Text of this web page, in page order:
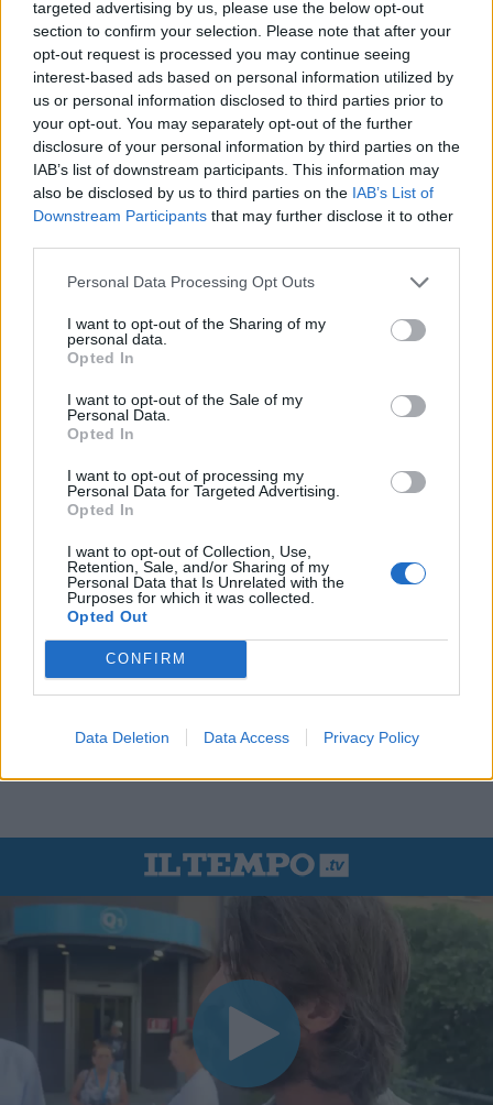
targeted advertising by us, please use the below opt-out
section to confirm your selection. Please note that after your
opt-out request is processed you may continue seeing
interest-based ads based on personal information utilized by
us or personal information disclosed to third parties prior to
your opt-out. You may separately opt-out of the further
disclosure of your personal information by third parties on the
IAB’s list of downstream participants. This information may
also be disclosed by us to third parties on the IAB’s List of
Downstream Participants that may further disclose it to other
Personal Data Processing Opt Outs
I want to opt-out of the Sharing of my
personal data.
Opted In
I want to opt-out of the Sale of my
Personal Data.
Opted In
I want to opt-out of processing my
Personal Data for Targeted Advertising.
Opted In
I want to opt-out of Collection, Use,
Retention, Sale, and/or Sharing of my
Personal Data that Is Unrelated with the
Purposes for which it was collected.
Opted Out
CONFIRM
Data Deletion Data Access Privacy Policy